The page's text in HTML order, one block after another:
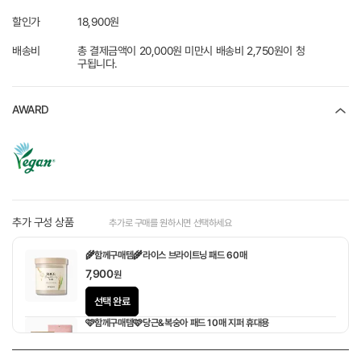
할인가 18,900원
배송비
총 결제금액이 20,000원 미만시 배송비 2,750원이 청
구됩니다.
AWARD
추가 구성 상품 추가로 구매를 원하시면 선택하세요
🌾함께구매템🌾라이스 브라이트닝 패드 60매
7,900원
선택 완료
🩷함께구매템🩷당근&복숭아 패드 10매 지퍼 휴대용